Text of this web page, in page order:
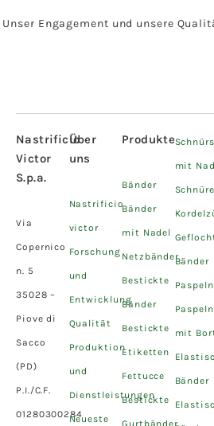
Unser Engagement und unsere
Nastrificio
Victor
S.p.a.
Via
Copernico
n. 5
35028 –
Piove di
Sacco
(PD)
P.I./C.F.
01280300284
Über
uns
Nastrificio
victor
Forschung
und
Entwicklung
Qualität
Produktion
und
Dienstleistungen
Neueste
Produkte
Bänder
Bänder
mit Nadel
Netzbänder
Bestickte
Bänder
Bestickte
Etiketten
Fettucce
Bestickte
mit
Schnüre
Bänder
Paspeln
Paspeln
mit
Bänder